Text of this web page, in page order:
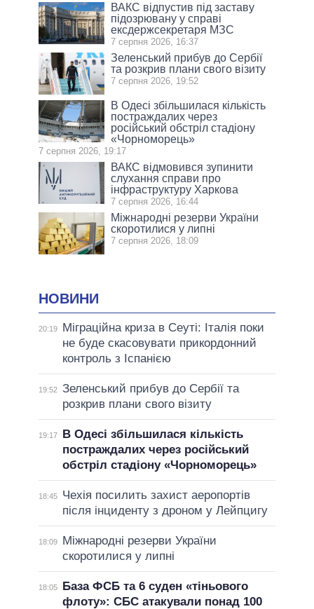
ВАКС відпустив під заставу
підозрювану у справі
ексдержсекретаря МЗС
7 серпня 2026, 16:37
Зеленський прибув до Сербії
та розкрив плани свого візиту
7 серпня 2026, 19:52
В Одесі збільшилася кількість
постраждалих через
російський обстріл стадіону
«Чорноморець»
7 серпня 2026, 19:17
ВАКС відмовився зупинити
слухання справи про
інфраструктуру Харкова
7 серпня 2026, 16:44
Міжнародні резерви України
скоротилися у липні
7 серпня 2026, 18:09
НОВИНИ
20:19
Міграційна криза в Сеуті: Італія поки
не буде скасовувати прикордонний
контроль з Іспанією
19:52 Зеленський прибув до Сербії та
розкрив плани свого візиту
19:17
В Одесі збільшилася кількість
постраждалих через російський
обстріл стадіону «Чорноморець»
18:45
Чехія посилить захист аеропортів
після інциденту з дроном у Лейпцигу
18:09
Міжнародні резерви України
скоротилися у липні
18:05
База ФСБ та 6 суден «тіньового
флоту»: СБС атакували понад 100